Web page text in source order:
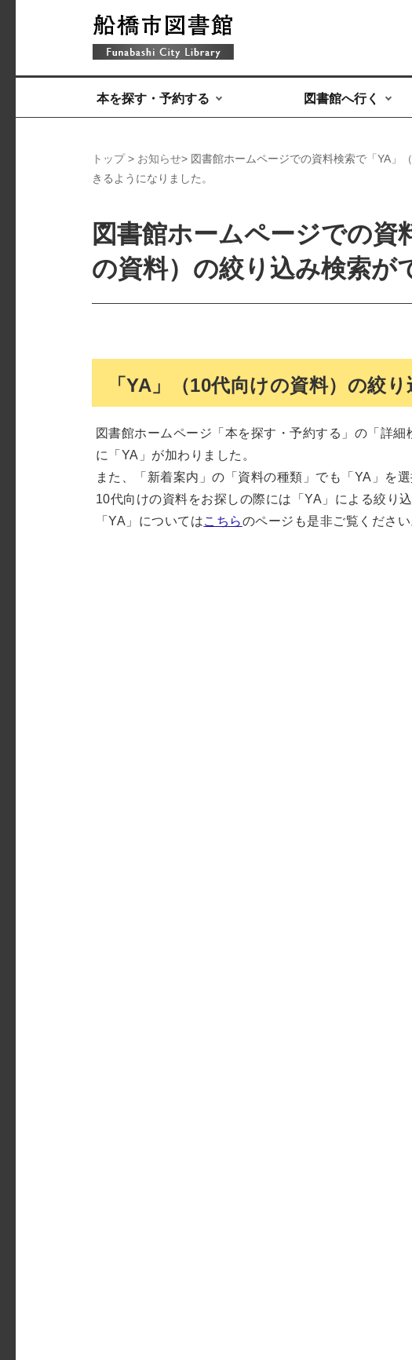
本を探す・予約する 図書館へ行く
トップ > お知らせ> 図書館ホームページでの資料検索で「YA」
きるようになりました。
図書館ホームページでの資
の資料）の絞り込み検索が
「YA」（10代向けの資料）の絞
図書館ホームページ「本を探す・予約する」の「詳
に「YA」が加わりました。
また、「新着案内」の「資料の種類」でも「YA」を
10代向けの資料をお探しの際には「YA」による絞り
「YA」についてはこちらのページも是非ご覧ください